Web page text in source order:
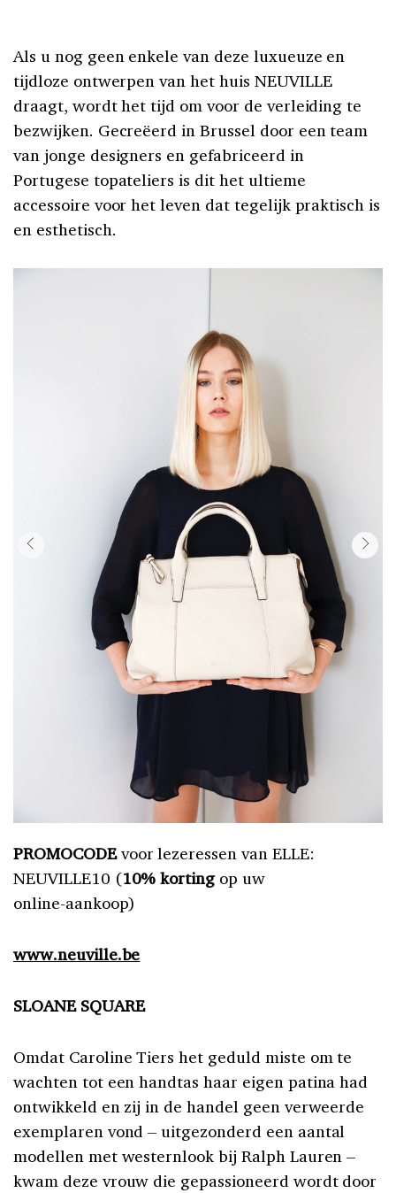
Als u nog geen enkele van deze luxueuze en
tijdloze ontwerpen van het huis NEUVILLE
draagt, wordt het tijd om voor de verleiding te
bezwijken. Gecreëerd in Brussel door een team
van jonge designers en gefabriceerd in
Portugese topateliers is dit het ultieme
accessoire voor het leven dat tegelijk praktisch is
en esthetisch.
PROMOCODEvoor lezeressen van ELLE:
NEUVILLE10 (10% kortingop uw
online-aankoop)
www.neuville.be
SLOANE SQUARE
Omdat Caroline Tiers het geduld miste om te
wachten tot een handtas haar eigen patina had
ontwikkeld en zij in de handel geen verweerde
exemplaren vond – uitgezonderd een aantal
modellen met westernlook bij Ralph Lauren –
kwam deze vrouw die gepassioneerd wordt door